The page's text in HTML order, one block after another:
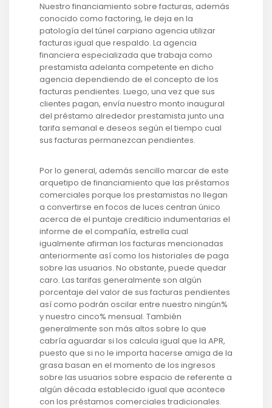
Nuestro financiamiento sobre facturas, además
conocido como factoring, le deja en la
patologí­a del túnel carpiano agencia utilizar
facturas igual que respaldo. La agencia
financiera especializada que trabaja como
prestamista adelanta competente en dicho
agencia dependiendo de el concepto de los
facturas pendientes. Luego, una vez que sus
clientes pagan, envía nuestro monto inaugural
del préstamo alrededor prestamista junto una
tarifa semanal e deseos según el tiempo cual
sus facturas permanezcan pendientes.
Por lo general, además sencillo marcar de este
arquetipo de financiamiento que las préstamos
comerciales porque los prestamistas no llegan
a convertirse en focos de luces centran único
acerca de el puntaje crediticio indumentarias el
informe de el compañía, estrella cual
igualmente afirman los facturas mencionadas
anteriormente así­ como los historiales de paga
sobre las usuarios. No obstante, puede quedar
caro. Las tarifas generalmente son algún
porcentaje del valor de sus facturas pendientes
así­ como podrán oscilar entre nuestro ningún%
y nuestro cinco% mensual. También
generalmente son más altos sobre lo que
cabría aguardar si los calcula igual que la APR,
puesto que si no le importa hacerse amiga de la
grasa basan en el momento de los ingresos
sobre las usuarios sobre espacio de referente a
algún década establecido igual que acontece
con los préstamos comerciales tradicionales.